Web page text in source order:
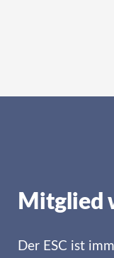
Mitglied
Der ESC ist